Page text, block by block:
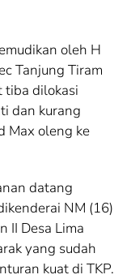
oleh H
Tanjung Tiram
tiba dilokasi
dan kurang
Max oleng ke
datang
NM (16)
II Desa Lima
yang sudah
kuat di TKP.